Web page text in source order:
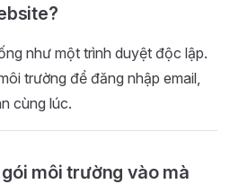
như một trình duyệt độc lập.
trường để đăng nhập email,
cùng lúc.
môi trường vào mà